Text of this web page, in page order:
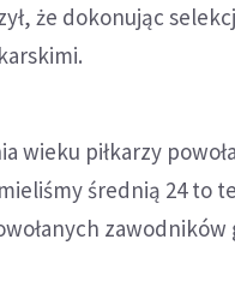
że dokonując
wieku piłkarzy
średnią 24 to